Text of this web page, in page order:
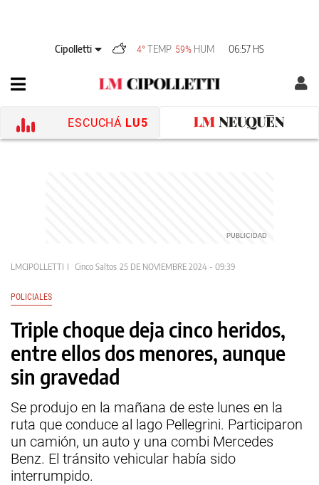
Cipolletti 4°TEMP 59% HUM 06:57 HS
ESCUCHÁ LU5
LMCIPOLLETTI Cinco Saltos 25 DE NOVIEMBRE 2024 - 09:39
POLICIALES
Triple choque deja cinco heridos,
entre ellos dos menores, aunque
sin gravedad
Se produjo en la mañana de este lunes en la
ruta que conduce al lago Pellegrini. Participaron
un camión, un auto y una combi Mercedes
Benz. El tránsito vehicular había sido
interrumpido.